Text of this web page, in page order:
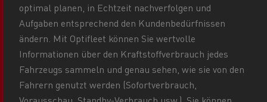
optimal planen, in Echtzeit nachverfolgen und
Aufgaben entsprechend den Kundenbedürfnissen
ändern. Mit Optifleet können Sie wertvolle
Informationen über den Kraftstoffverbrauch jedes
Fahrzeugs sammeln und genau sehen, wie sie von den
Fahrern genutzt werden (Sofortverbrauch,